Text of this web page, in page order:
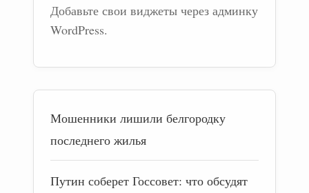
Добавьте свои виджеты через админку
WordPress.
Мошенники лишили белгородку
последнего жилья
Путин соберет Госсовет: что обсудят